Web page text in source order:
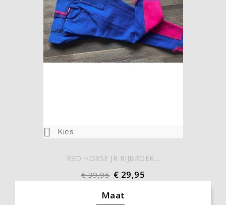
 Kies
RED HORSE JR RIJBROEK...
€ 39,95 € 29,95
Maat